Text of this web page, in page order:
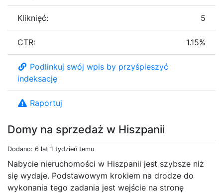
Domy na sprzedaż w Hiszpanii
Dodano: 6 lat 1 tydzień temu
Nabycie nieruchomości w Hiszpanii jest szybsze niż
się wydaje. Podstawowym krokiem na drodze do
wykonania tego zadania jest wejście na stronę
Kliknięć: 5
CTR: 1.15%
Podlinkuj swój wpis by przyśpieszyć
indeksację
Raportuj